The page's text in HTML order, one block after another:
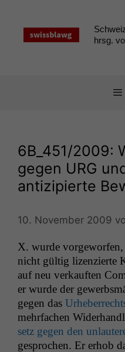
springen
hrsg.
6B_451/2009:
gegen URG
antizipierte
10. November 2009
X. wurde
nicht gültig lizen­zierte
auf neu verkauften
er wurde der
gegen das
mehrfachen
setz gegen den
gesprochen. Er erhob